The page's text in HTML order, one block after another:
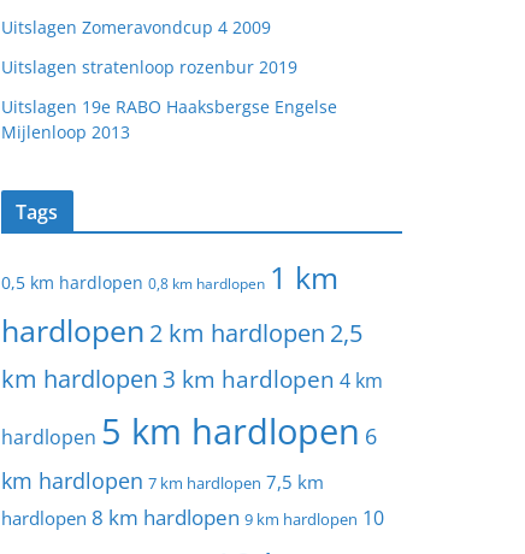
Uitslagen Zomeravondcup 4 2009
Uitslagen stratenloop rozenbur 2019
Uitslagen 19e RABO Haaksbergse Engelse
Mijlenloop 2013
Tags
0,5 km hardlopen 0,8 km hardlopen 1 km
hardlopen 2 km hardlopen 2,5
km hardlopen 3 km hardlopen 4 km
hardlopen 5 km hardlopen 6
km hardlopen 7 km hardlopen 7,5 km
hardlopen 8 km hardlopen 9 km hardlopen 10